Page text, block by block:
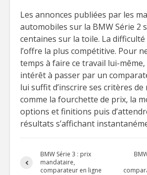
Les annonces publiées par les
automobiles sur la BMW Série 2
centaines sur la toile. La
l’offre la plus compétitive. Pour
temps à faire ce travail lui-même,
intérêt à passer par un
lui suffit d’inscrire ses critères de
comme la fourchette de prix, la
options et finitions puis
résultats s’affichant
BMW Série 3 : prix
mandataire,
comparateur en ligne